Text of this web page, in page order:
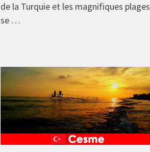
de la Turquie et les magnifiques plages
se …